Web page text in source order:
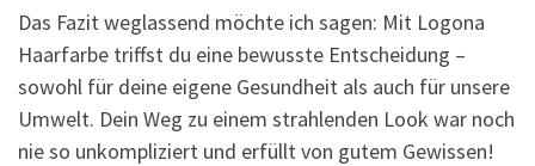
Das Fazit weglassend möchte ich sagen: Mit Logona
Haarfarbe triffst du eine bewusste Entscheidung –
sowohl für deine eigene Gesundheit als auch für unsere
Umwelt. Dein Weg zu einem strahlenden Look war noch
nie so unkompliziert und erfüllt von gutem Gewissen!